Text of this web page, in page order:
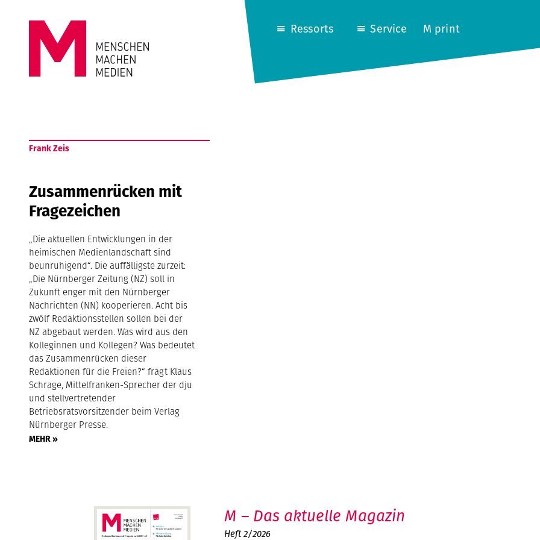
MACHEN
MEDIEN
Ressorts Service M print
Frank Zeis
Zusammenrücken mit
Fragezeichen
„Die aktuellen Entwicklungen in der
heimischen Medienlandschaft sind
beunruhigend“. Die auffälligste zurzeit:
„Die Nürnberger Zeitung (NZ) soll in
Zukunft enger mit den Nürnberger
Nachrichten (NN) kooperieren. Acht bis
zwölf Redaktionsstellen sollen bei der
NZ abgebaut werden. Was wird aus den
Kolleginnen und Kollegen? Was bedeutet
das Zusammenrücken dieser
Redaktionen für die Freien?“ fragt Klaus
Schrage, Mittelfranken-Sprecher der dju
und stellvertretender
Betriebsratsvorsitzender beim Verlag
Nürnberger Presse.
MEHR »
M – Das aktuelle Magazin
Heft 2/2026